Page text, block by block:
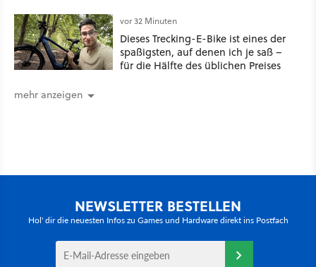
vor 32 Minuten
Dieses Trecking-E-Bike ist eines der
spaßigsten, auf denen ich je saß –
für die Hälfte des üblichen Preises
mehr anzeigen
NEWSLETTER BESTELLEN
Hol' dir die neuesten Infos zu Games und Hardware direkt ins Postfach